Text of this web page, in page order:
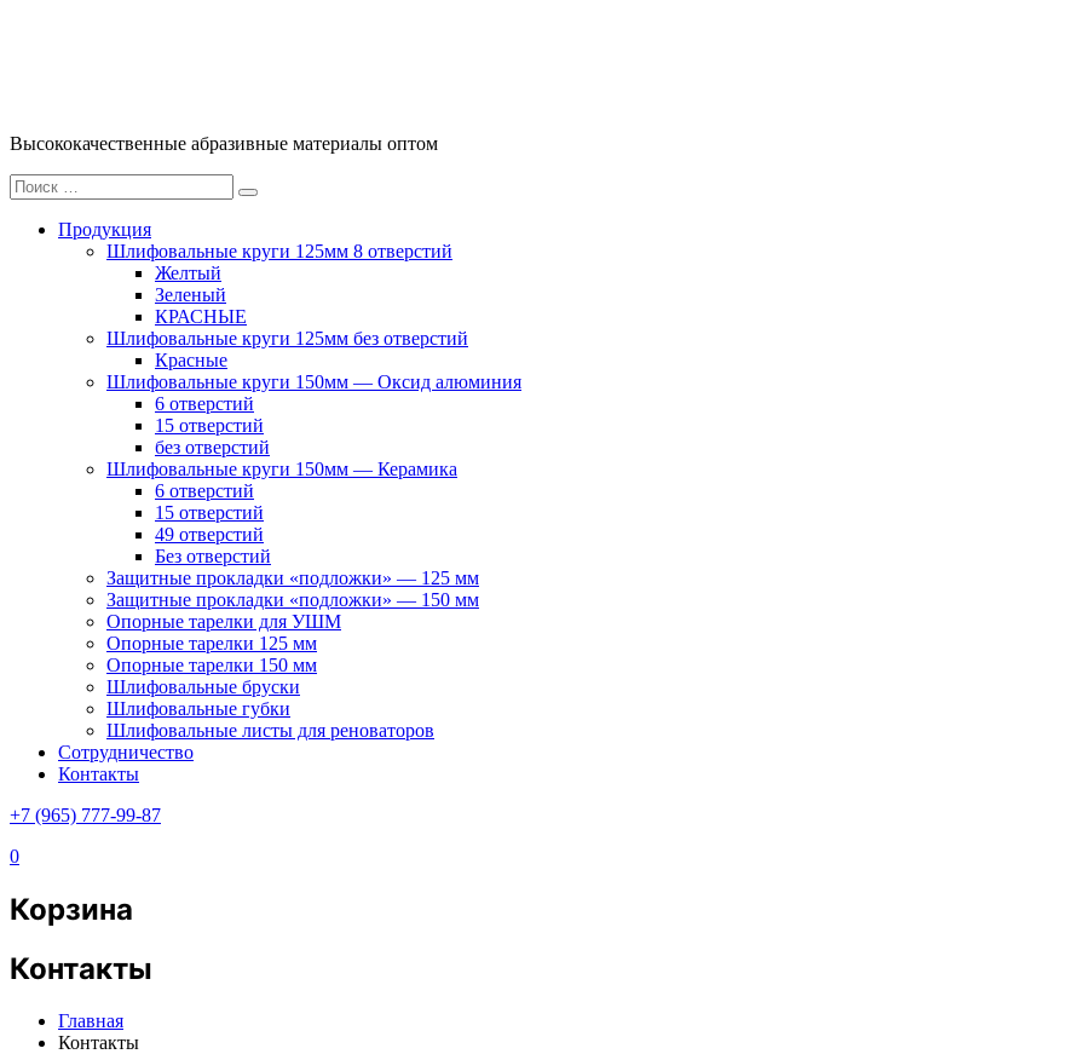
Высококачественные абразивные материалы оптом
Искать:
Поиск
Продукция
Шлифовальные круги 125мм 8 отверстий
Желтый
Зеленый
КРАСНЫЕ
Шлифовальные круги 125мм без отверстий
Красные
Шлифовальные круги 150мм — Оксид алюминия
6 отверстий
15 отверстий
без отверстий
Шлифовальные круги 150мм — Керамика
6 отверстий
15 отверстий
49 отверстий
Без отверстий
Защитные прокладки «подложки» — 125 мм
Защитные прокладки «подложки» — 150 мм
Опорные тарелки для УШМ
Опорные тарелки 125 мм
Опорные тарелки 150 мм
Шлифовальные бруски
Шлифовальные губки
Шлифовальные листы для реноваторов
Сотрудничество
Контакты
+7 (965) 777-99-87
0
Корзина
Контакты
Главная
Контакты